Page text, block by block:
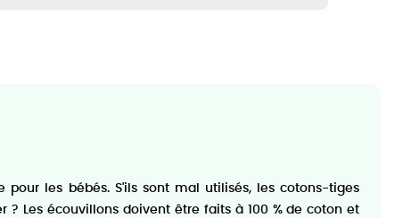
les bébés. S'ils sont mal utilisés, les cotons-tiges
Les écouvillons doivent être faits à 100 % de coton et